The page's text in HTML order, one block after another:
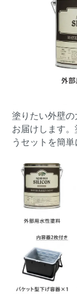
塗りたい外壁
お届けします
うセットを簡単